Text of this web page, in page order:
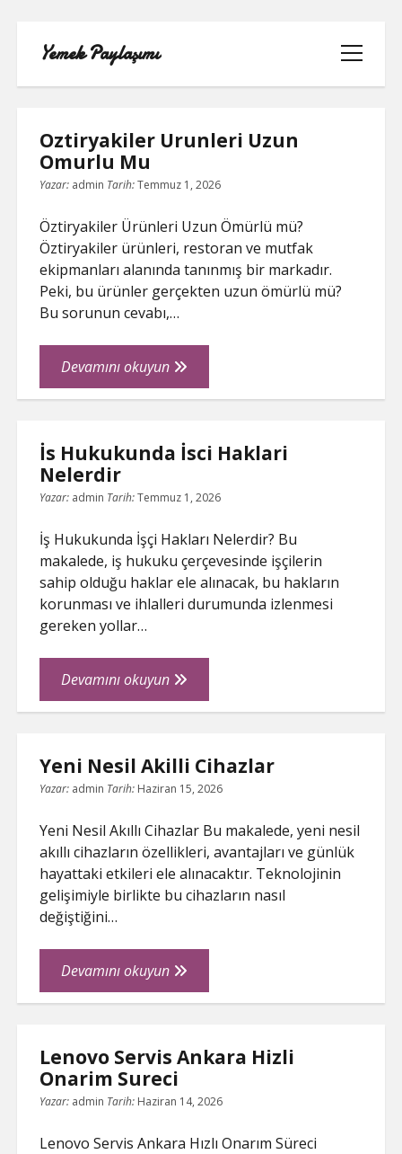
Yemek Paylaşımı
menüyü
aç
LISTE
SAYFA LISTESI
SPOTIFY TAKIPÇI YÜKSELTME
ÜCRETSIZ
TIKTOK GIZLI CANLI YAYIN IZLEME
TWITTER IZLENME GÖNDERME
Paylaşımı
Posts
Oztiryakiler Urunleri Uzun
Omurlu Mu
Yazar: admin Tarih:Temmuz 1, 2026
Öztiryakiler Ürünleri Uzun Ömürlü mü?
Öztiryakiler ürünleri, restoran ve mutfak
ekipmanları alanında tanınmış bir markadır.
Peki, bu ürünler gerçekten uzun ömürlü mü?
Bu sorunun cevabı,…
Devamını okuyunOztiryakiler
Urunleri
Mu
İs Hukukunda İsci Haklari
Nelerdir
Yazar: admin Tarih:Temmuz 1, 2026
İş Hukukunda İşçi Hakları Nelerdir? Bu
makalede, iş hukuku çerçevesinde işçilerin
sahip olduğu haklar ele alınacak, bu hakların
korunması ve ihlalleri durumunda izlenmesi
gereken yollar…
Devamını okuyunİs
Hukukunda
Nelerdir
Yeni Nesil Akilli Cihazlar
Yazar: admin Tarih: Haziran 15, 2026
Yeni Nesil Akıllı Cihazlar Bu makalede, yeni nesil
akıllı cihazların özellikleri, avantajları ve günlük
hayattaki etkileri ele alınacaktır. Teknolojinin
gelişimiyle birlikte bu cihazların nasıl
değiştiğini…
Devamını okuyunYeni
Nesil
Lenovo Servis Ankara Hizli
Onarim Sureci
Yazar: admin Tarih: Haziran 14, 2026
Lenovo Servis Ankara Hızlı Onarım Süreci